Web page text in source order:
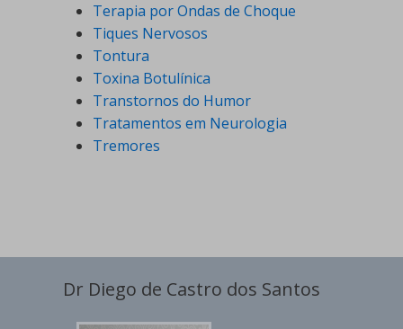
Terapia por Ondas de Choque
Tiques Nervosos
Tontura
Toxina Botulínica
Transtornos do Humor
Tratamentos em Neurologia
Tremores
Dr Diego de Castro dos Santos